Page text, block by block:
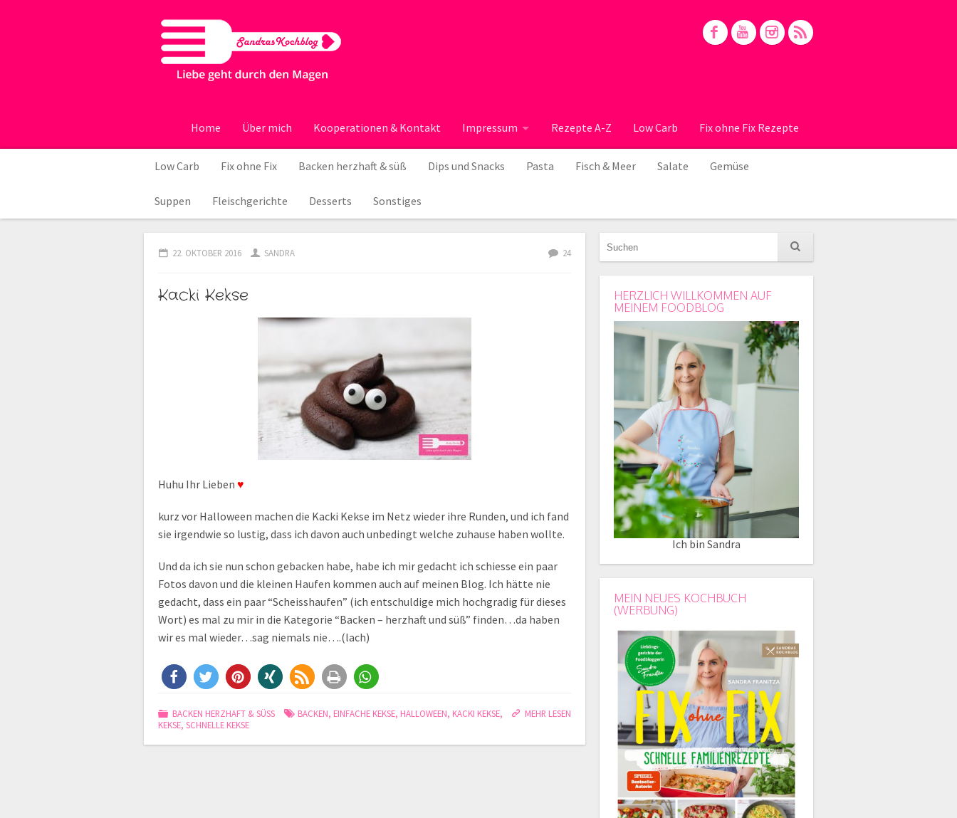
Home Über mich Kooperationen & Kontakt Impressum Rezepte A-Z Low Carb Fix ohne Fix Rezepte
Low Carb Fix ohne Fix Backen herzhaft & süß Dips und Snacks Pasta Fisch & Meer Salate Gemüse
Suppen Fleischgerichte Desserts Sonstiges
22. OKTOBER 2016 SANDRA 24
Kacki Kekse
Huhu Ihr Lieben ♥
kurz vor Halloween machen die Kacki Kekse im Netz wieder ihre Runden, und ich fand
sie irgendwie so lustig, dass ich davon auch unbedingt welche zuhause haben wollte.
Und da ich sie nun schon gebacken habe, habe ich mir gedacht ich schiesse ein paar
Fotos davon und die kleinen Haufen kommen auch auf meinen Blog. Ich hätte nie
gedacht, dass ein paar “Scheisshaufen” (ich entschuldige mich hochgradig für dieses
Wort) es mal zu mir in die Kategorie “Backen – herzhaft und süß” finden…da haben
wir es mal wieder…sag niemals nie….(lach)
MEHR LESEN
BACKEN HERZHAFT & SÜSS BACKEN, EINFACHE KEKSE, HALLOWEEN, KACKI KEKSE,
KEKSE, SCHNELLE KEKSE
HERZLICH WILLKOMMEN AUF
MEINEM FOODBLOG
Ich bin Sandra
MEIN NEUES KOCHBUCH
(WERBUNG)